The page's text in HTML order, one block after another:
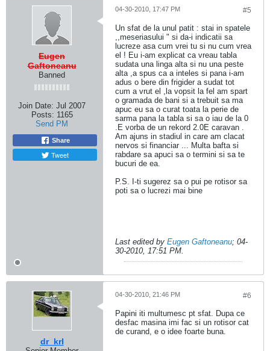
Eugen
Gaftoneanu
Banned
Join Date: Jul 2007
Posts: 1165
Send PM
Share
Tweet
#5
04-30-2010, 17:47 PM
Un sfat de la unul patit : stai in spatele
,,meseriasului " si da-i indicatii sa
lucreze asa cum vrei tu si nu cum vrea
el ! Eu i-am explicat ca vreau tabla
sudata una linga alta si nu una peste
alta ,a spus ca a inteles si pana i-am
adus o bere din frigider a sudat tot
cum a vrut el ,la vopsit la fel am spart
o gramada de bani si a trebuit sa ma
apuc eu sa o curat toata la perie de
sarma pana la tabla si sa o iau de la 0
.E vorba de un rekord 2.0E caravan .
Am ajuns in stadiul in care am clacat
nervos si financiar ... Multa bafta si
rabdare sa apuci sa o termini si sa te
bucuri de ea.
P.S. I-ti sugerez sa o pui pe rotisor sa
poti sa o lucrezi mai bine
Last edited by Eugen Gaftoneanu; 04-
30-2010, 17:51 PM.
dr_krl
#6
04-30-2010, 21:46 PM
Papini iti multumesc pt sfat. Dupa ce
desfac masina imi fac si un rotisor cat
de curand, e o idee foarte buna.